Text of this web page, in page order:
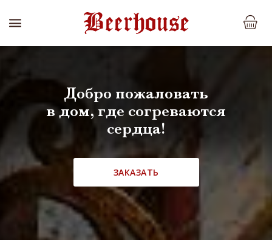
Добро пожаловать
в дом, где согреваются
сердца!
ЗАКАЗАТЬ